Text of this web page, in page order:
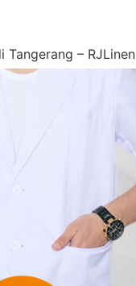
Tangerang – RJLinen